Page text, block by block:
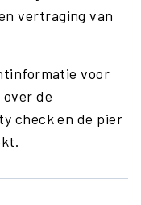
vertraging van
voor
de
check en de pier